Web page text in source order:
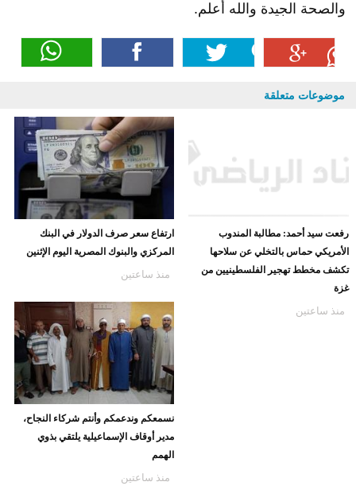
والصحة الجيدة والله أعلم.
موضوعات متعلقة
رفعت سيد أحمد: مطالبة المندوب
الأمريكي حماس بالتخلي عن سلاحها
تكشف مخطط تهجير الفلسطينيين من
غزة
منذ ساعتين
ارتفاع سعر صرف الدولار في البنك
المركزي والبنوك المصرية اليوم الإثنين
منذ ساعتين
نسمعكم وندعمكم وأنتم شركاء النجاح،
مدير أوقاف الإسماعيلية يلتقي بذوي
الهمم
منذ ساعتين